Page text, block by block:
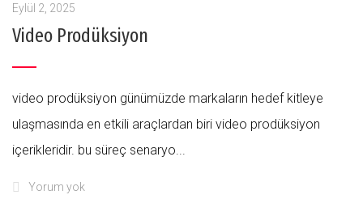
Eylül 2, 2025
Video Prodüksiyon
video prodüksiyon günümüzde markaların hedef kitleye
ulaşmasında en etkili araçlardan biri video prodüksiyon
içerikleridir. bu süreç senaryo...
Yorum yok